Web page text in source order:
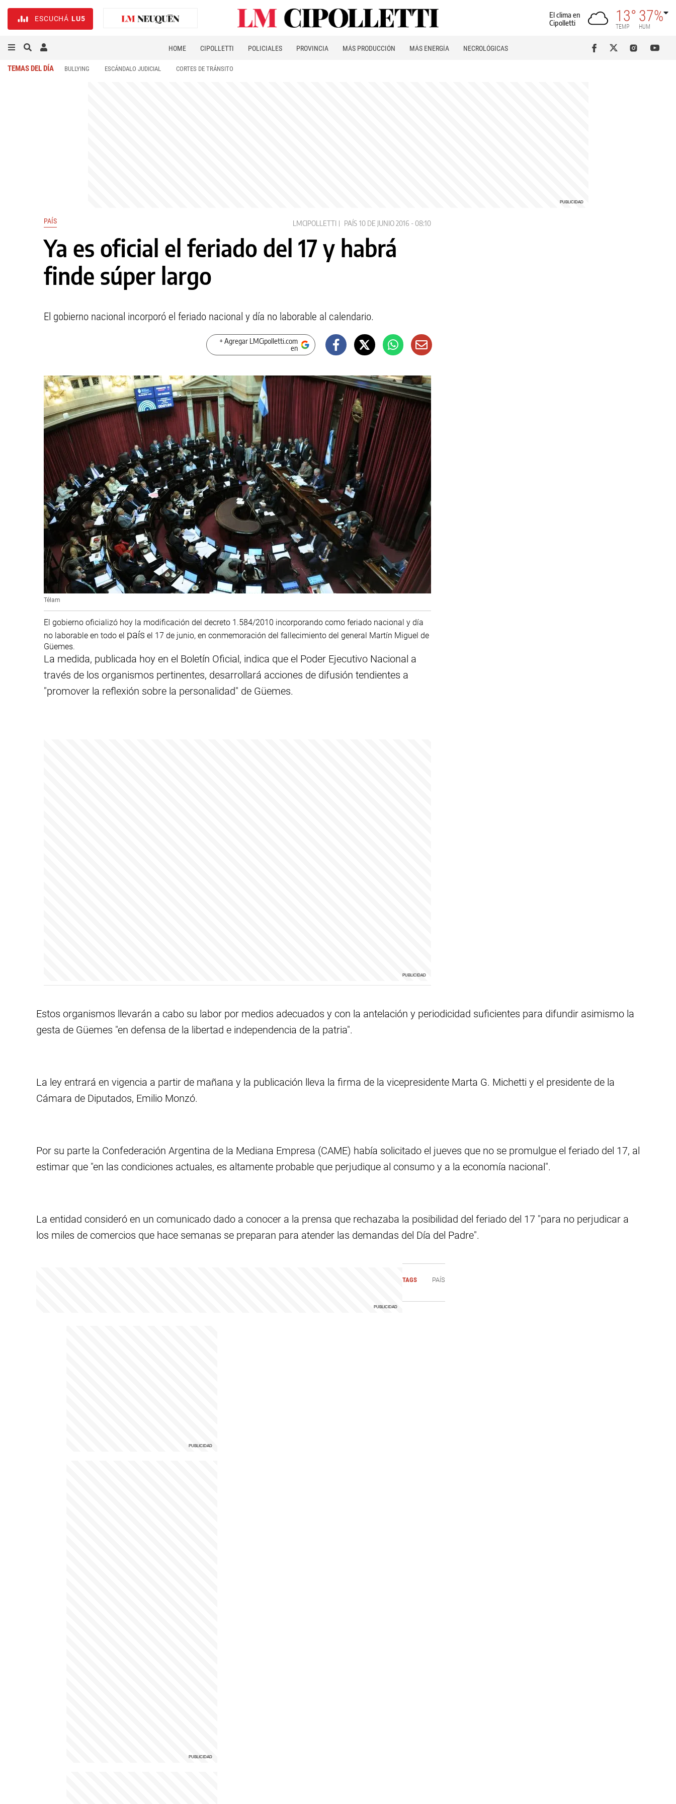
ESCUCHÁ LU5
El clima en
Cipolletti
13°
TEMP
37%
HUM
HOME CIPOLLETTI POLICIALES PROVINCIA MÁS PRODUCCIÓN MÁS ENERGÍA NECROLÓGICAS
TEMAS DEL DÍA BULLYING ESCÁNDALO JUDICIAL CORTES DE TRÁNSITO
PAÍS LMCIPOLLETTI PAÍS 10 DE JUNIO 2016 - 08:10
Ya es oficial el feriado del 17 y habrá
finde súper largo
El gobierno nacional incorporó el feriado nacional y día no laborable al calendario.
+ Agregar LMCipolletti.com
en
Télam
El gobierno oficializó hoy la modificación del decreto 1.584/2010 incorporando como feriado nacional y día
no laborable en todo el país el 17 de junio, en conmemoración del fallecimiento del general Martín Miguel de
Güemes.
La medida, publicada hoy en el Boletín Oficial, indica que el Poder Ejecutivo Nacional a
través de los organismos pertinentes, desarrollará acciones de difusión tendientes a
"promover la reflexión sobre la personalidad" de Güemes.
Estos organismos llevarán a cabo su labor por medios adecuados y con la antelación y periodicidad suficientes para difundir asimismo la
gesta de Güemes "en defensa de la libertad e independencia de la patria".
La ley entrará en vigencia a partir de mañana y la publicación lleva la firma de la vicepresidente Marta G. Michetti y el presidente de la
Cámara de Diputados, Emilio Monzó.
Por su parte la Confederación Argentina de la Mediana Empresa (CAME) había solicitado el jueves que no se promulgue el feriado del 17, al
estimar que "en las condiciones actuales, es altamente probable que perjudique al consumo y a la economía nacional".
La entidad consideró en un comunicado dado a conocer a la prensa que rechazaba la posibilidad del feriado del 17 "para no perjudicar a
los miles de comercios que hace semanas se preparan para atender las demandas del Día del Padre".
TAGS PAÍS